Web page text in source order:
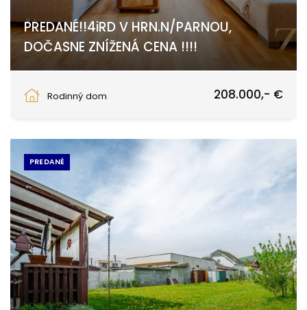
PREDANÉ!!4iRD V HRN.N/PARNOU,
DOČASNE ZNÍŽENÁ CENA !!!!
Rodinný dom
208.000,- €
PREDANÉ